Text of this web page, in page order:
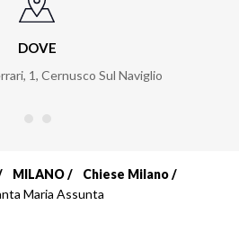
DOVE
1, Cernusco Sul Naviglio
MILANO
Chiese Milano
Maria Assunta